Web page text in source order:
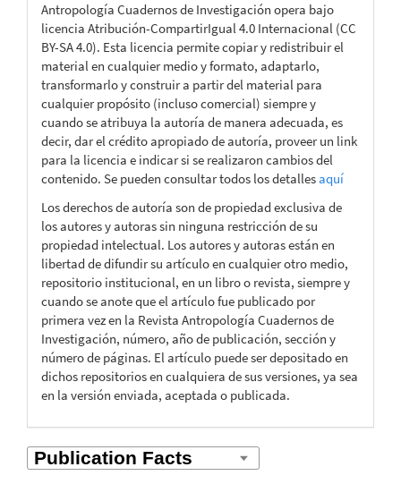
Antropología Cuadernos de Investigación opera bajo
licencia Atribución-CompartirIgual 4.0 Internacional (CC
BY-SA 4.0). Esta licencia permite copiar y redistribuir el
material en cualquier medio y formato, adaptarlo,
transformarlo y construir a partir del material para
cualquier propósito (incluso comercial) siempre y
cuando se atribuya la autoría de manera adecuada, es
decir, dar el crédito apropiado de autoría, proveer un link
para la licencia e indicar si se realizaron cambios del
contenido. Se pueden consultar todos los detallesaquí
Los derechos de autoría son de propiedad exclusiva de
los autores y autoras sin ninguna restricción de su
propiedad intelectual. Los autores y autoras están en
libertad de difundir su artículo en cualquier otro medio,
repositorio institucional, en un libro o revista, siempre y
cuando se anote que el artículo fue publicado por
primera vez en la Revista Antropología Cuadernos de
Investigación, número, año de publicación, sección y
número de páginas. El artículo puede ser depositado en
dichos repositorios en cualquiera de sus versiones, ya sea
en la versión enviada, aceptada o publicada.